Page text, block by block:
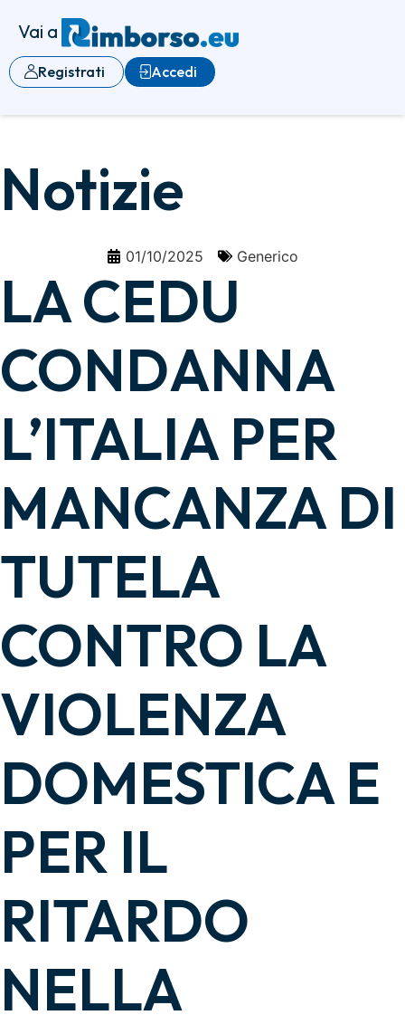
Vai a
Accedi
Registrati
Notizie
01/10/2025 Generico
LA CEDU
CONDANNA
L’ITALIA PER
MANCANZA DI
TUTELA
CONTRO LA
VIOLENZA
DOMESTICA E
PER IL
RITARDO
NELLA